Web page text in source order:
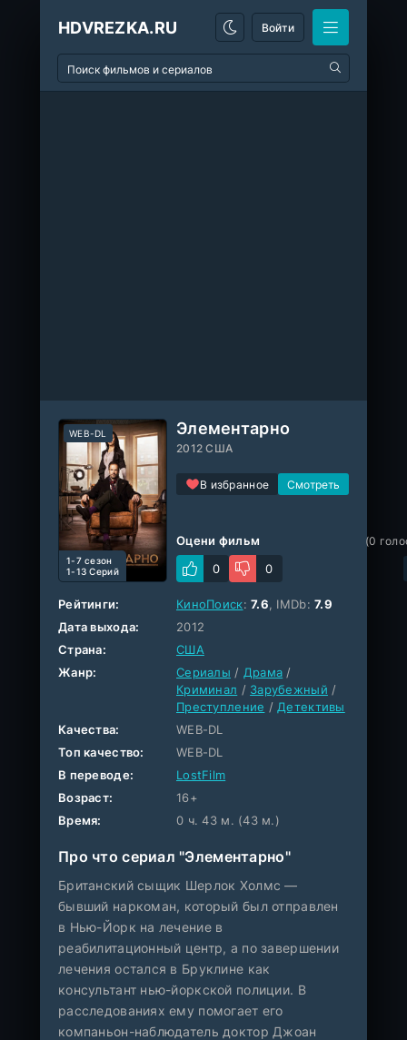
HDVREZKA.RU Войти
Элементарно
2012 США
В избранное
WEB-DL
1-7 cезон
1-13 Серий
Оцени фильм
0
0
(0
Рейтинги: КиноПоиск:7.6, IMDb:7.9
Дата выхода:
2012
Страна:
США
Жанр:
Сериалы / Драма /
Криминал / Зарубежный /
Преступление / Детективы
Качества:
WEB-DL
Топ качество:
WEB-DL
В переводе:
LostFilm
Возраст:
16+
Время:
0 ч. 43 м. (43 м.)
Про что сериал "Элементарно"
Британский сыщик Шерлок Холмс —
бывший наркоман, который был отправлен
в Нью-Йорк на лечение в
реабилитационный центр, а по завершении
лечения остался в Бруклине как
консультант нью-йоркской полиции. В
расследованиях ему помогает его
компаньон-наблюдатель доктор Джоан